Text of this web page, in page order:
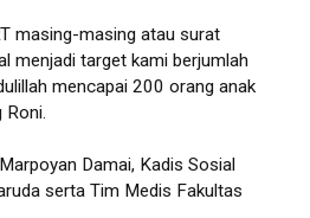
masing-masing atau surat
menjadi target kami berjumlah
mencapai 200 orang anak
terang Roni.
Damai, Kadis Sosial
serta Tim Medis Fakultas